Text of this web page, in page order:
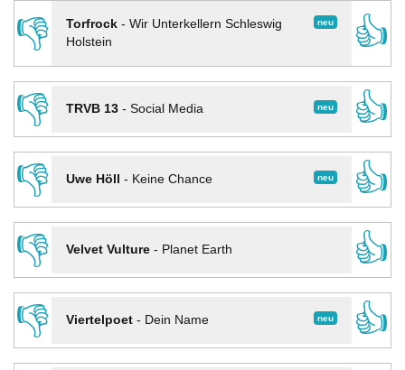
👎
neu
Torfrock- Wir Unterkellern Schleswig
Holstein
👍
👎
neu
TRVB 13- Social Media
👍
👎
neu
Uwe Höll - Keine Chance
👍
👎
Velvet Vulture- Planet Earth
👍
👎
neu
Viertelpoet- Dein Name
👍